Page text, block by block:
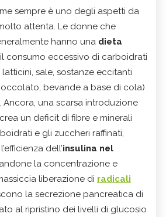
sempre è uno degli aspetti da
attenta. Le donne che
hanno una dieta
consumo eccessivo di carboidrati
sale, sostanze eccitanti
bevande a base di cola)
Ancora, una scarsa introduzione
un deficit di fibre e minerali
e gli zuccheri raffinati,
dell’insulina nel
la concentrazione e
liberazione di radicali
la secrezione pancreatica di
al ripristino dei livelli di glucosio